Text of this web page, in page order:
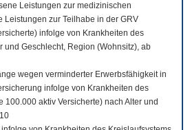
Leistungen zur medizinischen
Leistungen zur Teilhabe in der GRV
infolge von Krankheiten des
und Geschlecht, Region (Wohnsitz), ab
wegen verminderter Erwerbsfähigkeit in
infolge von Krankheiten des
100.000 aktiv Versicherte) nach Alter und